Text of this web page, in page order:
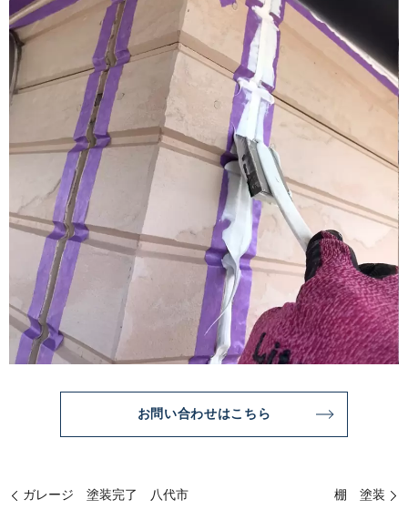
お問い合わせはこちら
ガレージ 塗装完了 八代市 棚 塗装